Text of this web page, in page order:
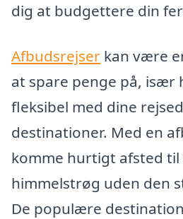
dig at budgettere din
Afbudsrejser kan være
at spare penge på, især
fleksibel med dine
destinationer. Med en
komme hurtigt afsted
himmelstrøg uden den
De populære